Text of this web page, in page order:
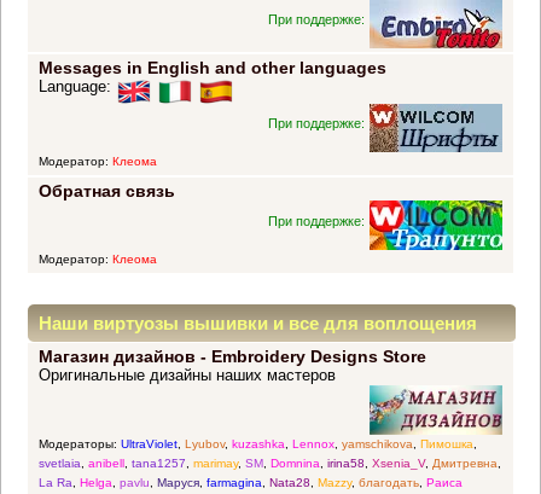
При поддержке:
Messages in English and other languages
Language:
При поддержке:
Модератор: Клеома
Обратная связь
При поддержке:
Модератор: Клеома
Наши виртуозы вышивки и все для воплощения
прекрасных идей
Магазин дизайнов - Embroidery Designs Store
Оригинальные дизайны наших мастеров
Модераторы: UltraViolet, Lyubov, kuzashka, Lennox, yamschikova, Пимошка,
svetlaia, anibell, tana1257, marimay, SM, Domnina, irina58, Xsenia_V, Дмитревна,
La Ra, Helga, pavlu, Маруся, farmagina, Nata28, Mazzy, благодать, Раиса